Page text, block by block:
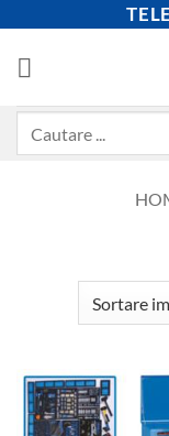
content